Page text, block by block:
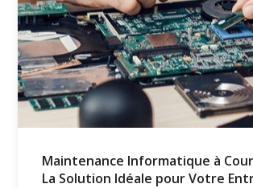
Maintenance Informatique à
La Solution Idéale pour Votre